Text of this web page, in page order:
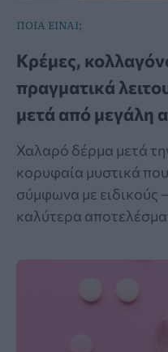
ΠΟΙΑ ΕΙΝΑΙ;
Κρέμες,
πραγματικά
μετά από μεγάλη
Χαλαρό δέρμα μετά
κορυφαία μυστικά
σύμφωνα με ειδικούς
καλύτερα